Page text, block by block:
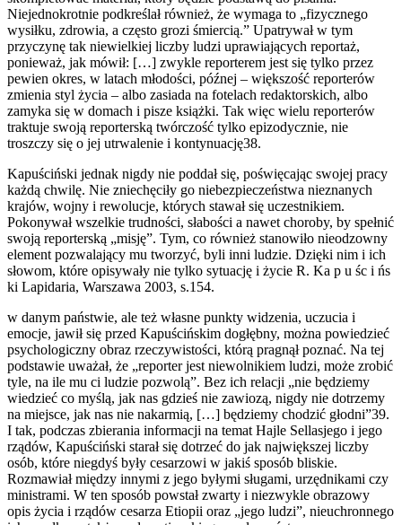
Niejednokrotnie podkreślał również, że wymaga to „fizycznego
wysiłku, zdrowia, a często grozi śmiercią.” Upatrywał w tym
przyczynę tak niewielkiej liczby ludzi uprawiających reportaż,
ponieważ, jak mówił: […] zwykle reporterem jest się tylko przez
pewien okres, w latach młodości, późnej – większość reporterów
zmienia styl życia – albo zasiada na fotelach redaktorskich, albo
zamyka się w domach i pisze książki. Tak więc wielu reporterów
traktuje swoją reporterską twórczość tylko epizodycznie, nie
troszczy się o jej utrwalenie i kontynuację38.
Kapuściński jednak nigdy nie poddał się, poświęcając swojej pracy
każdą chwilę. Nie zniechęciły go niebezpieczeństwa nieznanych
krajów, wojny i rewolucje, których stawał się uczestnikiem.
Pokonywał wszelkie trudności, słabości a nawet choroby, by spełnić
swoją reporterską „misję”. Tym, co również stanowiło nieodzowny
element pozwalający mu tworzyć, byli inni ludzie. Dzięki nim i ich
słowom, które opisywały nie tylko sytuację i życie R. Ka p u śc i ńs
ki Lapidaria, Warszawa 2003, s.154.
w danym państwie, ale też własne punkty widzenia, uczucia i
emocje, jawił się przed Kapuścińskim dogłębny, można powiedzieć
psychologiczny obraz rzeczywistości, którą pragnął poznać. Na tej
podstawie uważał, że „reporter jest niewolnikiem ludzi, może zrobić
tyle, na ile mu ci ludzie pozwolą”. Bez ich relacji „nie będziemy
wiedzieć co myślą, jak nas gdzieś nie zawiozą, nigdy nie dotrzemy
na miejsce, jak nas nie nakarmią, […] będziemy chodzić głodni”39.
I tak, podczas zbierania informacji na temat Hajle Sellasjego i jego
rządów, Kapuściński starał się dotrzeć do jak największej liczby
osób, które niegdyś były cesarzowi w jakiś sposób bliskie.
Rozmawiał między innymi z jego byłymi sługami, urzędnikami czy
ministrami. W ten sposób powstał zwarty i niezwykle obrazowy
opis życia i rządów cesarza Etiopii oraz „jego ludzi”, nieuchronnego